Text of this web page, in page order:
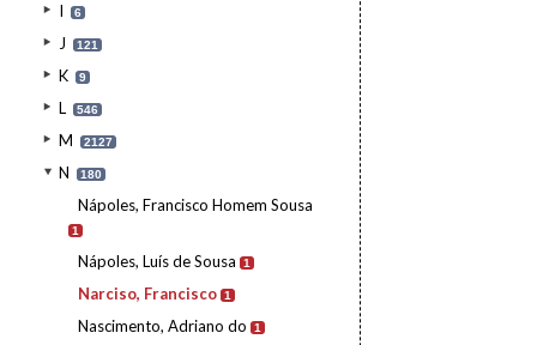
I 6
J 121
K 9
L 546
M 2127
N 180
Nápoles, Francisco Homem Sousa
1
Nápoles, Luís de Sousa 1
Narciso, Francisco 1
Nascimento, Adriano do 1